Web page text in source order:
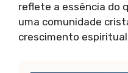
reflete a essência do
uma comunidade
crescimento